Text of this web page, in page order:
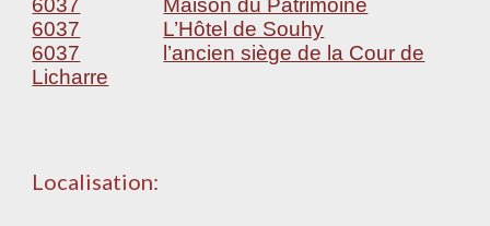
6037
Maison du Patrimoine
6037
L’Hôtel de Souhy
6037
l’ancien siège de la Cour de
Licharre
Localisation: